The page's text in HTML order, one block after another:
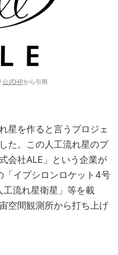
公式HPから引用
星を作ると言うプロジェ
た。この人工流れ星のプ
会社ALE」という企業が
「イプシロンロケット4号
工流れ星衛星」等を載
空間観測所から打ち上げ